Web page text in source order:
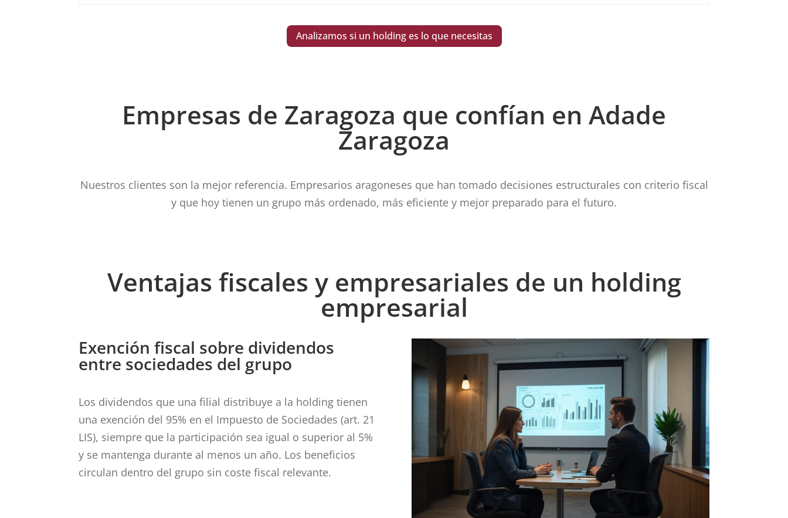
Analizamos si un holding es lo que necesitas
Empresas de Zaragoza que confían en Adade
Zaragoza
Nuestros clientes son la mejor referencia. Empresarios aragoneses que han tomado decisiones estructurales con criterio fiscal
y que hoy tienen un grupo más ordenado, más eficiente y mejor preparado para el futuro.
Ventajas fiscales y empresariales de un holding
empresarial
Exención fiscal sobre dividendos
entre sociedades del grupo
Los dividendos que una filial distribuye a la holding tienen
una exención del 95% en el Impuesto de Sociedades (art. 21
LIS), siempre que la participación sea igual o superior al 5%
y se mantenga durante al menos un año. Los beneficios
circulan dentro del grupo sin coste fiscal relevante.